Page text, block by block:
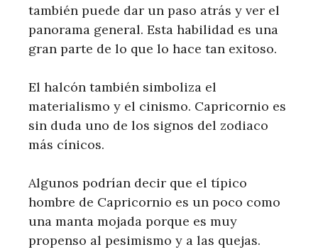
también puede dar un paso atrás y ver el
panorama general. Esta habilidad es una
gran parte de lo que lo hace tan exitoso.
El halcón también simboliza el
materialismo y el cinismo. Capricornio es
sin duda uno de los signos del zodiaco
más cínicos.
Algunos podrían decir que el típico
hombre de Capricornio es un poco como
una manta mojada porque es muy
propenso al pesimismo y a las quejas.